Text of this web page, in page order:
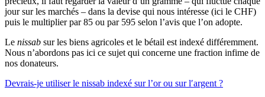
jour sur les marchés – dans la devise qui nous intéresse (ici le CHF)
puis le multiplier par 85 ou par 595 selon l’avis que l’on adopte.
Le nissab sur les biens agricoles et le bétail est indexé différemment.
Nous n’abordons pas ici ce sujet qui concerne une fraction infime de
nos donateurs.
Devrais-je utiliser le nissab indexé sur l’or ou sur l′argent ?